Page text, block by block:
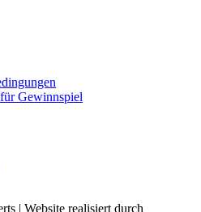
Gewinnspiel
| Website realisiert durch